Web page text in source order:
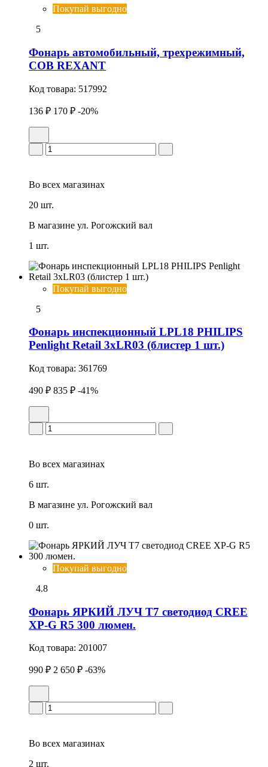
Покупай выгодно
5
Фонарь автомобильный, трехрежимный,
СОВ REXANT
Код товара: 517992
136 ₽ 170 ₽ -20%
Во всех магазинах
20 шт.
В магазине ул. Рогожский вал
1 шт.
Покупай выгодно
5
Фонарь инспекционный LPL18 PHILIPS
Penlight Retail 3xLR03 (блистер 1 шт.)
Код товара: 361769
490 ₽ 835 ₽ -41%
Во всех магазинах
6 шт.
В магазине ул. Рогожский вал
0 шт.
Покупай выгодно
4.8
Фонарь ЯРКИЙ ЛУЧ T7 светодиод CREE
XP-G R5 300 люмен.
Код товара: 201007
990 ₽ 2 650 ₽ -63%
Во всех магазинах
2 шт.